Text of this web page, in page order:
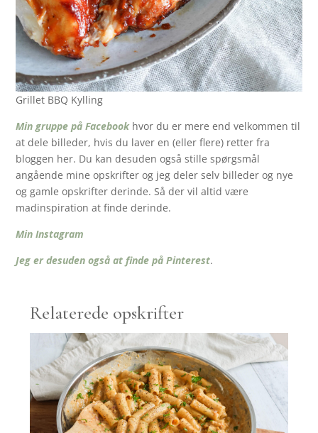
Grillet BBQ Kylling
Min gruppe på Facebookhvor du er mere end velkommen til
at dele billeder, hvis du laver en (eller flere) retter fra
bloggen her. Du kan desuden også stille spørgsmål
angående mine opskrifter og jeg deler selv billeder og nye
og gamle opskrifter derinde. Så der vil altid være
madinspiration at finde derinde.
Min Instagram
Jeg er desuden også at finde på Pinterest.
Relaterede opskrifter